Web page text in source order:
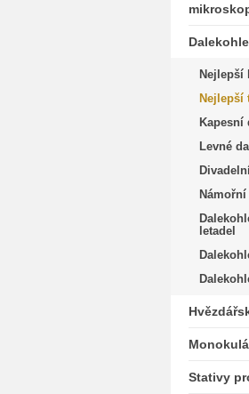
Nejlepší
Nejlepší
Kapesní
Levné
letadel
Stativy